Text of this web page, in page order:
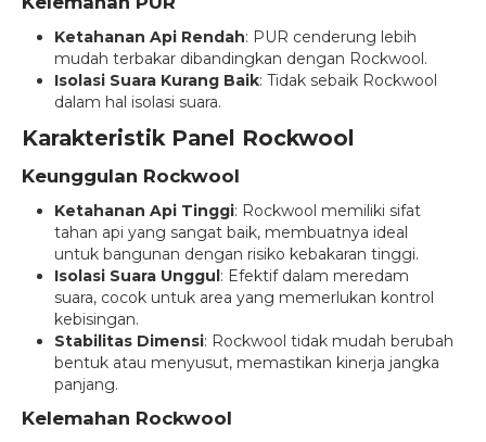
Ketahanan Api Rendah: PUR cenderung lebih
mudah terbakar dibandingkan dengan Rockwool.
Isolasi Suara Kurang Baik: Tidak sebaik Rockwool
dalam hal isolasi suara.
Karakteristik Panel Rockwool
Keunggulan Rockwool
Ketahanan Api Tinggi: Rockwool memiliki sifat
tahan api yang sangat baik, membuatnya ideal
untuk bangunan dengan risiko kebakaran tinggi.
Isolasi Suara Unggul : Efektif dalam meredam
suara, cocok untuk area yang memerlukan kontrol
kebisingan.
Stabilitas Dimensi: Rockwool tidak mudah berubah
bentuk atau menyusut, memastikan kinerja jangka
panjang.
Kelemahan Rockwool